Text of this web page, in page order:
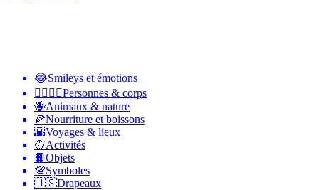
😂Smileys et émotions
👩‍❤️‍💋‍👨Personnes & corps
🐝Animaux & nature
🍕Nourriture et boissons
🌇Voyages & lieux
🥎Activités
📙Objets
💯Symboles
🇺🇸Drapeaux